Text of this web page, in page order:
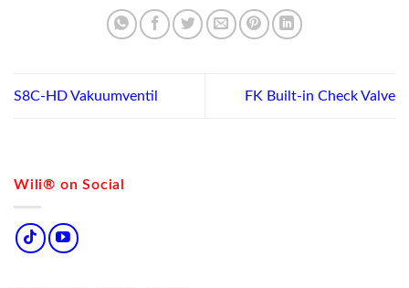
Wili® on Social
S8C-HD Vakuumventil FK Built-in Check Valve